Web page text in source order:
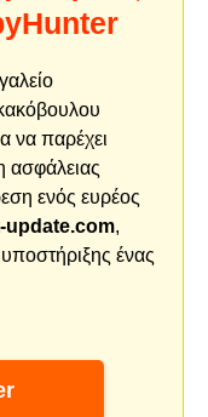
να παρέχει
ασφάλειας
ενός ευρέος
update.com,
ένας